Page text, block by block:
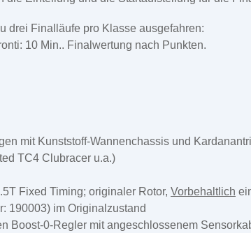
drei Finalläufe pro Klasse ausgefahren:
10 Min.. Finalwertung nach Punkten.
mit Kunststoff-Wannenchassis und
TC4 Clubracer u.a.)
Fixed Timing; originaler Rotor, Vorbehaltlich
190003) im Originalzustand
Boost-0-Regler mit angeschlossenem